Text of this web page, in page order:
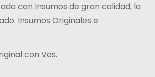
con Insumos de gran calidad, la
Insumos Originales e
con Vos.